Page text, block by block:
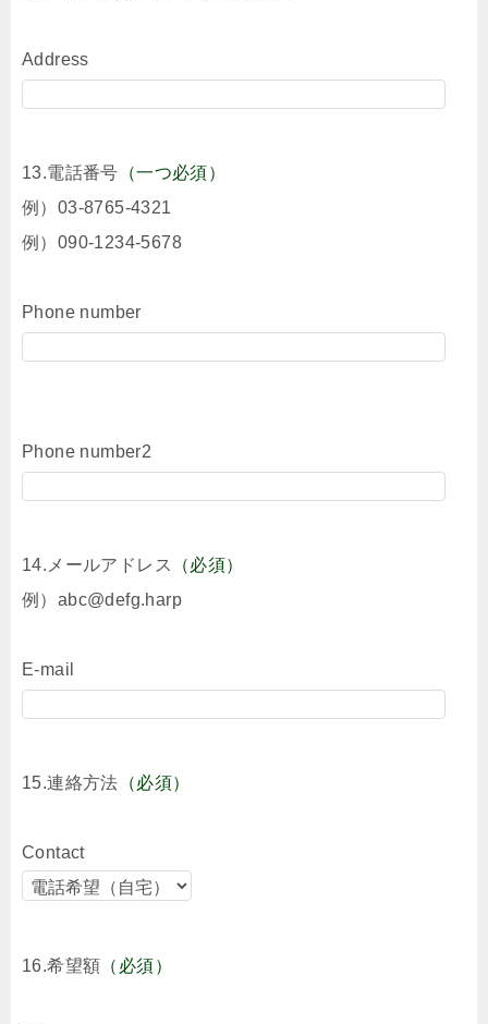
Address
13.電話番号 （一つ必須）
例）03-8765-4321
例）090-1234-5678
Phone number
Phone number2
14.メールアドレス
（必須）
例）abc@defg.harp
E-mail
15.連絡方法 （必須）
Contact
16.希望額 （必須）